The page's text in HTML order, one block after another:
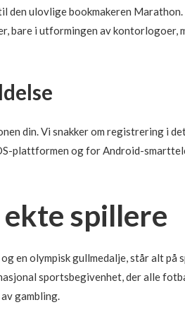
den ulovlige bookmakeren
i utformingen av kontorlogoer,
din. Vi snakker om registrering i
plattformen og for Android-
spillere
en olympisk gullmedalje, står alt på
sportsbegivenhet, der alle
gambling.